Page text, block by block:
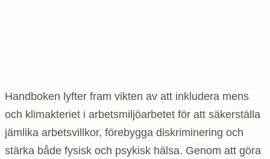
Handboken lyfter fram vikten av att inkludera mens
och klimakteriet i arbetsmiljöarbetet för att säkerställa
jämlika arbetsvillkor, förebygga diskriminering och
stärka både fysisk och psykisk hälsa. Genom att göra